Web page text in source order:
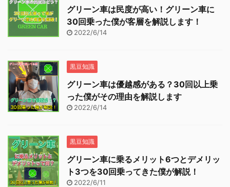
グリーン車は民度が高い！グリーン車に
30回乗った僕が客層を解説します！
2022/6/14
黒豆知識
グリーン車は優越感がある？30回以上乗
った僕がその理由を解説します
2022/6/14
黒豆知識
グリーン車に乗るメリット6つとデメリッ
ト3つを30回乗ってきた僕が解説！
2022/6/11